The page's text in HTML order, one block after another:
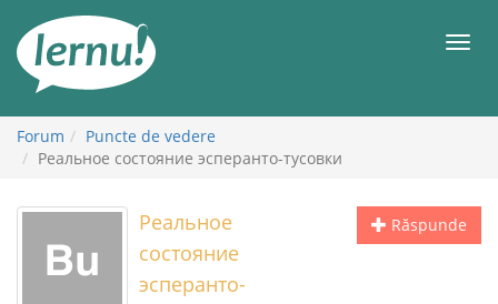
conținut
Forum
Puncte de vedere
Реальное состояние эсперанто-тусовки
Răspunde
Реальное
состояние
эсперанто-